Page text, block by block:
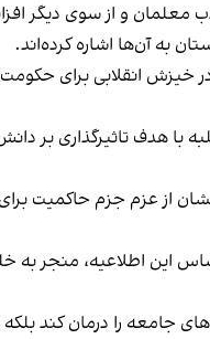
معلمان و از سوی دیگر
به آن‌ها اشاره کرده‌اند.
خیزش انقلابی برای حکومت
پرورشی وزارت آموزش و پرورش از اجرای طرحی موسوم به «امین» خبر داد که به
از عزم جزم حاکمیت
این اطلاعیه، منجر به
را درمان کند بلکه